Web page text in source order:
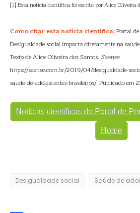
[1] Esta notícia científica foi escrita por Alice Oliveira
Como citar esta notícia científica:Portal
Desigualdade social impacta diretamente na
Texto de Alice Oliveira dos Santos. Saense.
https://saense.com.br/2019/04/desigualdade-
saude-de-adolescentes-brasileiros/. Publicado em
Notícias científicas do Portal de
Home
Desigualdade social